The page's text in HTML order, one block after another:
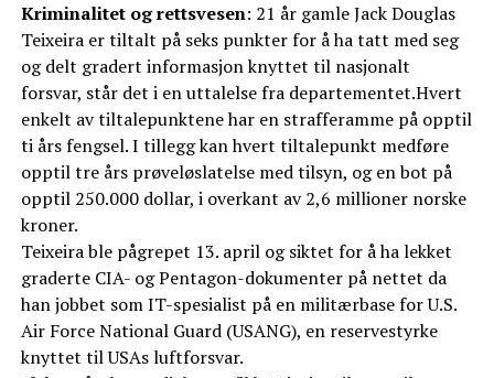
Kriminalitet og rettsvesen: 21 år gamle Jack Douglas
Teixeira er tiltalt på seks punkter for å ha tatt med seg
og delt gradert informasjon knyttet til nasjonalt
forsvar, står det i en uttalelse fra departementet.Hvert
enkelt av tiltalepunktene har en strafferamme på opptil
ti års fengsel. I tillegg kan hvert tiltalepunkt medføre
opptil tre års prøveløslatelse med tilsyn, og en bot på
opptil 250.000 dollar, i overkant av 2,6 millioner norske
kroner.
Teixeira ble pågrepet 13. april og siktet for å ha lekket
graderte CIA- og Pentagon-dokumenter på nettet da
han jobbet som IT-spesialist på en militærbase for U.S.
Air Force National Guard (USANG), en reservestyrke
knyttet til USAs luftforsvar.